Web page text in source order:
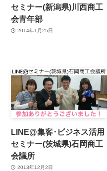
セミナー(新潟県)川西商工
会青年部
2014年1月25日
LINE@集客･ビジネス活用
セミナー(茨城県)石岡商工
会議所
2013年12月2日